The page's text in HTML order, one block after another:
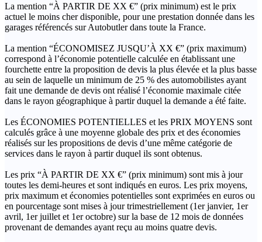
La mention “À PARTIR DE XX €” (prix minimum) est le prix
actuel le moins cher disponible, pour une prestation donnée dans les
garages référencés sur Autobutler dans toute la France.
La mention “ÉCONOMISEZ JUSQU’À XX €” (prix maximum)
correspond à l’économie potentielle calculée en établissant une
fourchette entre la proposition de devis la plus élevée et la plus basse
au sein de laquelle un minimum de 25 % des automobilistes ayant
fait une demande de devis ont réalisé l’économie maximale citée
dans le rayon géographique à partir duquel la demande a été faite.
Les ÉCONOMIES POTENTIELLES et les PRIX MOYENS sont
calculés grâce à une moyenne globale des prix et des économies
réalisés sur les propositions de devis d’une même catégorie de
services dans le rayon à partir duquel ils sont obtenus.
Les prix “À PARTIR DE XX €” (prix minimum) sont mis à jour
toutes les demi-heures et sont indiqués en euros. Les prix moyens,
prix maximum et économies potentielles sont exprimées en euros ou
en pourcentage sont mises à jour trimestriellement (1er janvier, 1er
avril, 1er juillet et 1er octobre) sur la base de 12 mois de données
provenant de demandes ayant reçu au moins quatre devis.